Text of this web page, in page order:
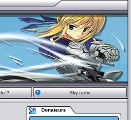
? Sky-radio
Donateurs